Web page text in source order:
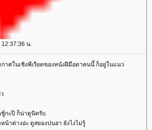
น.
าศในเชิงพีเรียดของหนังฝีมือตาคนนี้ ก็อยู่ในแนว
กะปี ก็น่าดูนิครับ
น้าต่างอ่ะ ดูสยองปนฮา ยังไงไม่รู้